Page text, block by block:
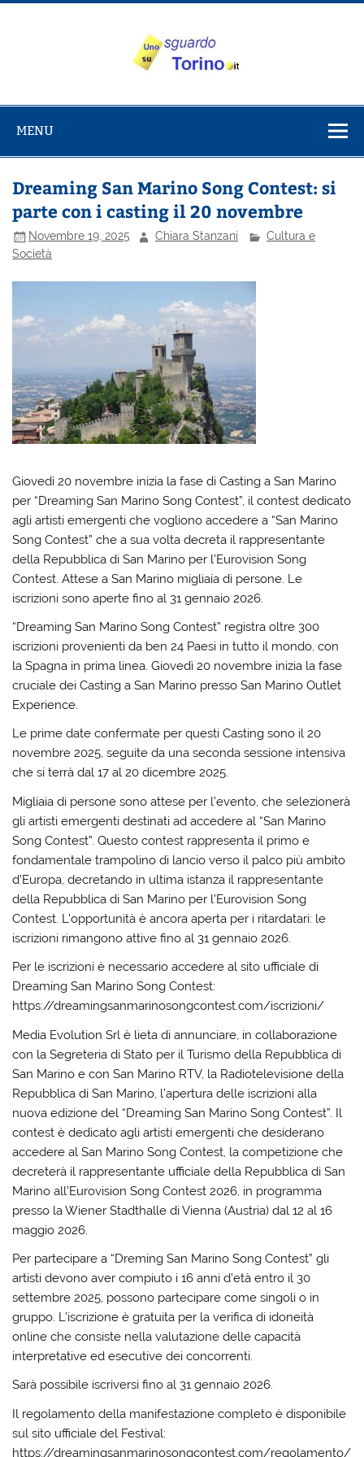
Salta
su Torino
MENU
Dreaming San Marino Song Contest: si
parte con i casting il 20 novembre
Novembre 19, 2025 Chiara Stanzani
Cultura e
Società
Giovedì 20 novembre inizia la fase di Casting a San Marino
per “Dreaming San Marino Song Contest”, il contest dedicato
agli artisti emergenti che vogliono accedere a “San Marino
Song Contest” che a sua volta decreta il rappresentante
della Repubblica di San Marino per l’Eurovision Song
Contest. Attese a San Marino migliaia di persone. Le
iscrizioni sono aperte fino al 31 gennaio 2026.
“Dreaming San Marino Song Contest” registra oltre 300
iscrizioni provenienti da ben 24 Paesi in tutto il mondo, con
la Spagna in prima linea. Giovedì 20 novembre inizia la fase
cruciale dei Casting a San Marino presso San Marino Outlet
Experience.
Le prime date confermate per questi Casting sono il 20
novembre 2025, seguite da una seconda sessione intensiva
che si terrà dal 17 al 20 dicembre 2025.
Migliaia di persone sono attese per l’evento, che selezionerà
gli artisti emergenti destinati ad accedere al “San Marino
Song Contest”. Questo contest rappresenta il primo e
fondamentale trampolino di lancio verso il palco più ambito
d’Europa, decretando in ultima istanza il rappresentante
della Repubblica di San Marino per l’Eurovision Song
Contest. L’opportunità è ancora aperta per i ritardatari: le
iscrizioni rimangono attive fino al 31 gennaio 2026.
Per le iscrizioni è necessario accedere al sito ufficiale di
Dreaming San Marino Song Contest:
https://dreamingsanmarinosongcontest.com/iscrizioni/
Media Evolution Srl è lieta di annunciare, in collaborazione
con la Segreteria di Stato per il Turismo della Repubblica di
San Marino e con San Marino RTV, la Radiotelevisione della
Repubblica di San Marino, l’apertura delle iscrizioni alla
nuova edizione del “Dreaming San Marino Song Contest”. Il
contest è dedicato agli artisti emergenti che desiderano
accedere al San Marino Song Contest, la competizione che
decreterà il rappresentante ufficiale della Repubblica di San
Marino all’Eurovision Song Contest 2026, in programma
presso la Wiener Stadthalle di Vienna (Austria) dal 12 al 16
maggio 2026.
Per partecipare a “Dreming San Marino Song Contest” gli
artisti devono aver compiuto i 16 anni d’età entro il 30
settembre 2025, possono partecipare come singoli o in
gruppo. L’iscrizione è gratuita per la verifica di idoneità
online che consiste nella valutazione delle capacità
interpretative ed esecutive dei concorrenti.
Sarà possibile iscriversi fino al 31 gennaio 2026.
Il regolamento della manifestazione completo è disponibile
sul sito ufficiale del Festival:
https://dreamingsanmarinosongcontest.com/regolamento/